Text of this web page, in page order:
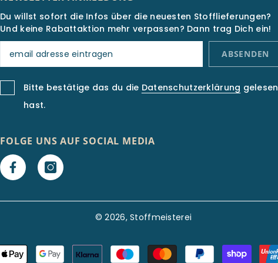
Du willst sofort die Infos über die neuesten Stofflieferungen?
Und keine Rabattaktion mehr verpassen? Dann trag Dich ein!
ABSENDEN
Bitte bestätige das du die Datenschutzerklärung gelesen
hast.
FOLGE UNS AUF SOCIAL MEDIA
© 2026, Stoffmeisterei
Zahlungsarten